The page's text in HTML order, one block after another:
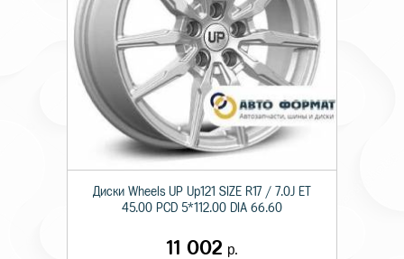
Диски Wheels UP Up121 SIZE R17 / 7.0J ET
45.00 PCD 5*112.00 DIA 66.60
11 002 р.